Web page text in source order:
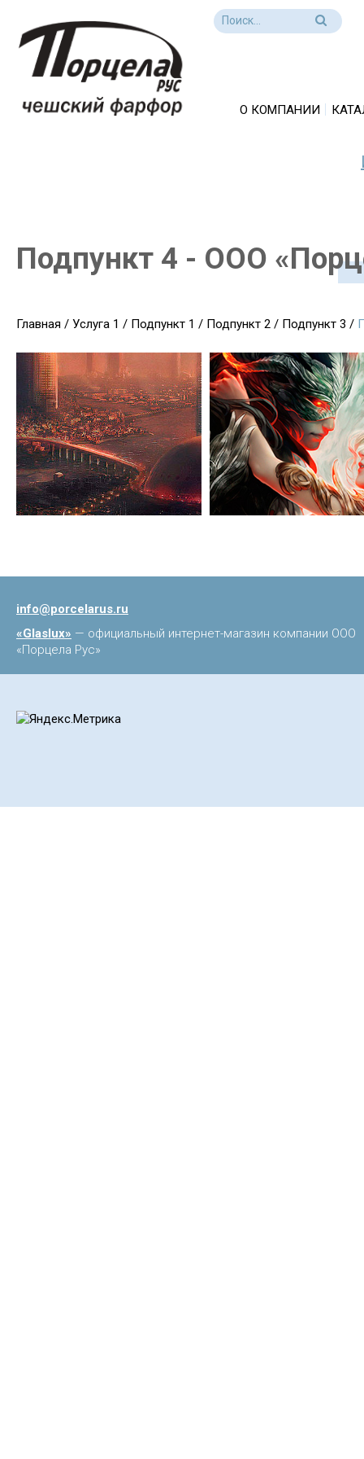
О КОМПАНИИ
Подпункт 4 - ООО
Главная / Услуга 1 / Подпункт 1 / Подпункт 2 / Подпункт 3 /
info@porcelarus.ru
«Glaslux» — официальный интернет-магазин компании ООО
«Порцела Рус»